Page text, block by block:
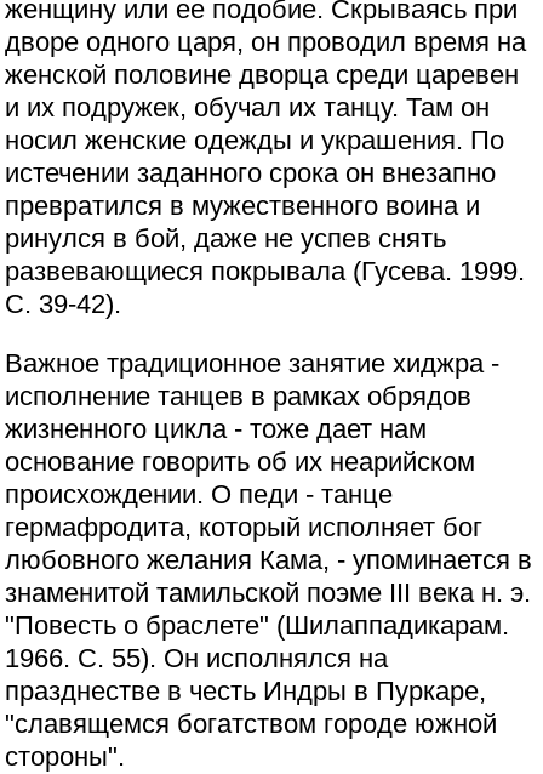
женщину или ее подобие. Скрываясь при
дворе одного царя, он проводил время на
женской половине дворца среди царевен
и их подружек, обучал их танцу. Там он
носил женские одежды и украшения. По
истечении заданного срока он внезапно
превратился в мужественного воина и
ринулся в бой, даже не успев снять
развевающиеся покрывала (Гусева. 1999.
С. 39-42).
Важное традиционное занятие хиджра -
исполнение танцев в рамках обрядов
жизненного цикла - тоже дает нам
основание говорить об их неарийском
происхождении. О педи - танце
гермафродита, который исполняет бог
любовного желания Кама, - упоминается в
знаменитой тамильской поэме III века н. э.
"Повесть о браслете" (Шилаппадикарам.
1966. С. 55). Он исполнялся на
празднестве в честь Индры в Пуркаре,
"славящемся богатством городе южной
стороны".